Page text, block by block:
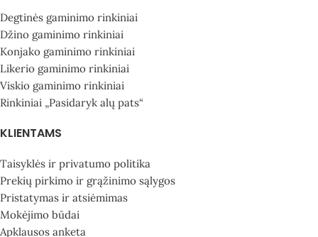
Degtinės gaminimo rinkiniai
Džino gaminimo rinkiniai
Konjako gaminimo rinkiniai
Likerio gaminimo rinkiniai
Viskio gaminimo rinkiniai
Rinkiniai „Pasidaryk alų pats“
KLIENTAMS
Taisyklės ir privatumo politika
Prekių pirkimo ir grąžinimo sąlygos
Pristatymas ir atsiėmimas
Mokėjimo būdai
Apklausos anketa